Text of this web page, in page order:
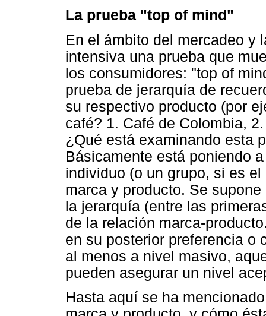
La prueba "top of mind"
En el ámbito del mercadeo y
intensiva una prueba que
los consumidores: "top of
prueba de jerarquía de
su respectivo producto (por
café? 1. Café de Colombia,
¿Qué está examinando esta
Básicamente está poniendo
individuo (o un grupo, si es
marca y producto. Se
la jerarquía (entre las
de la relación marca-
en su posterior preferencia o
al menos a nivel masivo,
pueden asegurar un nivel
Hasta aquí se ha